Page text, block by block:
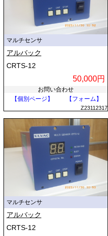
マルチセンサ
アルバック
CRTS-12
50,000円
お問い合わせ
【個別ページ】
【フォーム】
Z23112317
マルチセンサ
アルバック
CRTS-12